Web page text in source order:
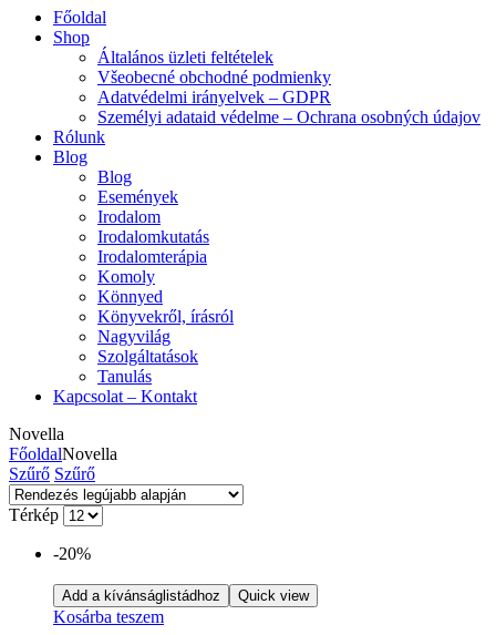
Főoldal
Shop
Általános üzleti feltételek
Všeobecné obchodné podmienky
Adatvédelmi irányelvek – GDPR
Személyi adataid védelme – Ochrana osobných údajov
Rólunk
Blog
Blog
Események
Irodalom
Irodalomkutatás
Irodalomterápia
Komoly
Könnyed
Könyvekről, írásról
Nagyvilág
Szolgáltatások
Tanulás
Kapcsolat – Kontakt
Novella
FőoldalNovella
Szűrő Szűrő
Térkép
-20%
Add a kívánságlistádhoz Quick view
Kosárba teszem